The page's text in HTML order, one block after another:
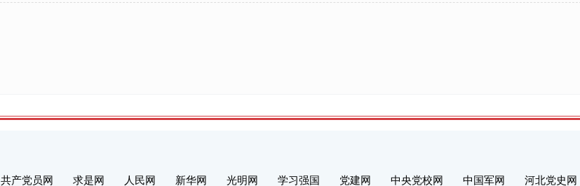
共产党员网 求是网 人民网 新华网 光明网 学习强国 党建网 中央党校网 中国军网 河北党史网